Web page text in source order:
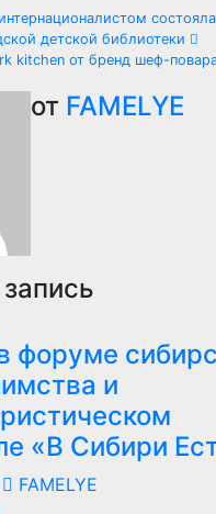
детской библиотеки
kitchen от бренд шеф-
от FAMELYE
форуме
и
«В Сибири
FAMELYE